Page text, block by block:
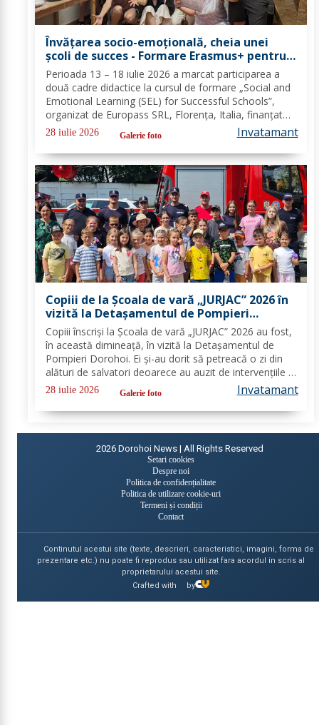
Învățarea socio-emoțională, cheia unei
școli de succes - Formare Erasmus+ pentru
două cadre didactice de la Școala
Gimnazială „Spiru Haret” Dorohoi - FOTO
Perioada 13 – 18 iulie 2026 a marcat participarea a
două cadre didactice la cursul de formare „Social and
Emotional Learning (SEL) for Successful Schools”,
organizat de Europass SRL, Florența, Italia, finanțat
prin programul de Acreditare Erasmus +, domeniul
educație școlară număr de referință...
28 iulie 2026 Galerie foto Invatamant
Copiii de la Școala de vară „JURJAC” 2026 în
vizită la Detașamentul de Pompieri
Dorohoi - FOTO
Copiii înscriși la Școala de vară „JURJAC” 2026 au fost,
în această dimineață, în vizită la Detașamentul de
Pompieri Dorohoi. Ei și-au dorit să petreacă o zi din
alături de salvatori deoarece au auzit de intervențiile la
care au participat și de oamenii pe care i-au ajutat de-
a lungul timpului. „Ne...
28 iulie 2026 Galerie foto Invatamant
2026 Dorohoi News | All Rights Reserved
Setari cookies
Despre noi
Politica de confidențialitate
Politica de utilizare cookie-uri
Termeni și condiții
Contact
Continutul acestui site (texte, descrieri, caracteristici, imagini, forma de
prezentare etc.) nu poate fi reprodus sau utilizat fara acordul in scris al
proprietarului acestui site.
Crafted with
by